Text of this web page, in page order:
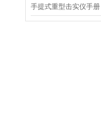
手提式重型击实仪手册